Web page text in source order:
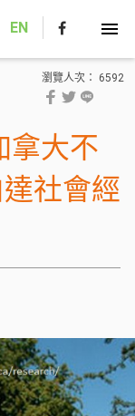
EN
瀏覽人次： 6592
拿大不
社會經